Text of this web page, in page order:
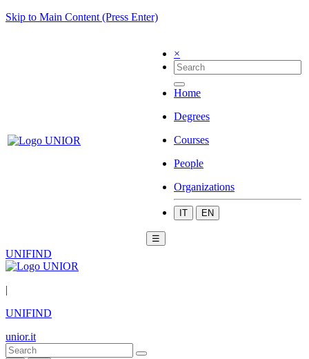
Skip to Main Content (Press Enter)
×
Home
Degrees
Courses
People
Organizations
IT EN
☰
UNIFIND
|
UNIFIND
unior.it